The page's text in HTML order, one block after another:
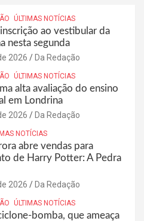
ÚLTIMAS NOTÍCIAS
ao vestibular da
nesta segunda
2026 Da Redação
ÚLTIMAS NOTÍCIAS
alta avaliação do ensino
em Londrina
2026 Da Redação
NOTÍCIAS
abre vendas para
de Harry Potter: A Pedra
2026 Da Redação
ÚLTIMAS NOTÍCIAS
bomba, que ameaça